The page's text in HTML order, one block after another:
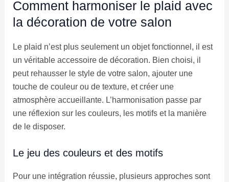
Comment harmoniser le plaid avec
la décoration de votre salon
Le plaid n’est plus seulement un objet fonctionnel, il est
un véritable accessoire de décoration. Bien choisi, il
peut rehausser le style de votre salon, ajouter une
touche de couleur ou de texture, et créer une
atmosphère accueillante. L’harmonisation passe par
une réflexion sur les couleurs, les motifs et la manière
de le disposer.
Le jeu des couleurs et des motifs
Pour une intégration réussie, plusieurs approches sont